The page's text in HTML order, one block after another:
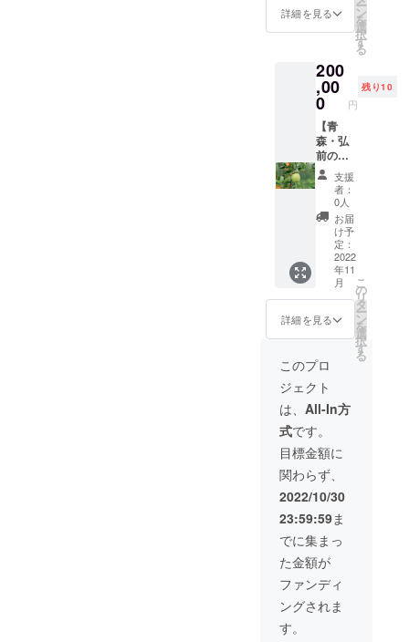
ラベル
に表記
す
4）ホタ
テ剥き
身5玉×1
陸奥湾
東部の
野辺地
漁港水
揚げの
活ホタ
テを剥
き身(貝
から外
した状
態)に
し、プ
ロトン
凍結。
加熱調
理でお
がりく
ださ
味期
限：冷
凍で製
造日か
ら1年
（10℃
以下は3
日以
内）
5）イカ
わた醤
油漬け
500g×1
パック
三沢漁
港で水
揚げさ
れた活
10℃以
下は3日
以内
テ剝き
身5玉×1
パック
陸奥湾
東部の
野辺地
漁港水
揚げの
活ホタ
テを剥
き身(貝
から外
した状
態)にし
プロト
ン凍
結。 加
熱調理
でお召
し上が
りくだ
さい。
賞味期
限：冷
凍は製
造より1
年。
10℃以
下は3日
以内
3）冷凍
塩ムラ
サキウ
ニ
60g×1
本 約
200gの
ムラサ
長芋畑
3m分の
オー
を差し
上げま
す（長
芋は連
作障害
が発生
するた
め毎年
畑を移
し4年の
歳月を
経て収
穫され
す）。
2025年
11月収
穫分を
お届け
いたし
ます。
なお、
2025年
4月まで
年2回(4
月と12
月)なが
いも3㎏
をお届
けしま
す。
オー
ナー様
には、
2025年
11月収
穫まで2
週また
詳細を見る ー
ン
を
選
択
す
る
200
,00
0 円
残り10
【青
森・弘
前の古
山和農
園蜜り
んごの
樹木
オー
ナー
権】 蜜
りんご
の樹木
一本の
オー
ナー権
を1年間
差し上
げま
す。
2023年
収穫分
をお届
けしま
す。な
お、
2022年
は高徳5
㎏をお
届けし
ます。
オー
ナー様
には
2023年
支援
者：
0人
お届
け予
定：
2022
年11
月
詳細を見る
こ
の
リ
タ
ー
ン
を
選
択
す
る
このプロ
ジェクト
は、 All-In方
式です。
目標金額に
関わらず、
2022/10/30
23:59:59ま
でに集まっ
た金額が
ファンディ
ングされま
す。